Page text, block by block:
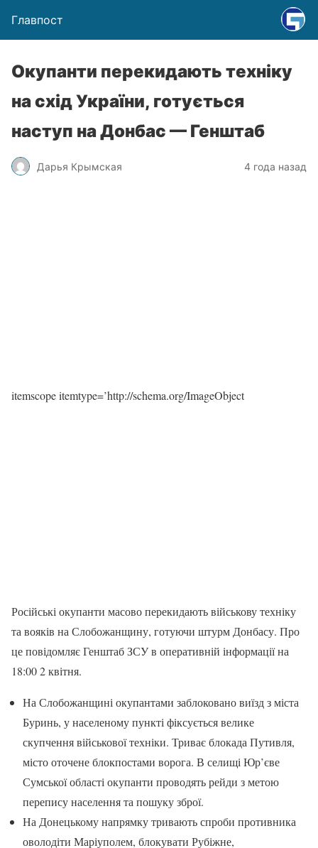
Главпост
Окупанти перекидають техніку
на схід України, готується
наступ на Донбас — Генштаб
Дарья Крымская 4 года назад
itemscope itemtype=’http://schema.org/ImageObject
Російські окупанти масово перекидають військову техніку
та вояків на Слобожанщину, готуючи штурм Донбасу. Про
це повідомляє Генштаб ЗСУ в оперативній інформації на
18:00 2 квітня.
На Слобожанщині окупантами заблоковано виїзд з міста
Буринь, у населеному пункті фіксується велике
скупчення військової техніки. Триває блокада Путивля,
місто оточене блокпостами ворога. В селищі Юр’єве
Сумської області окупанти проводять рейди з метою
перепису населення та пошуку зброї.
На Донецькому напрямку тривають спроби противника
оволодіти Маріуполем, блокувати Рубіжне,